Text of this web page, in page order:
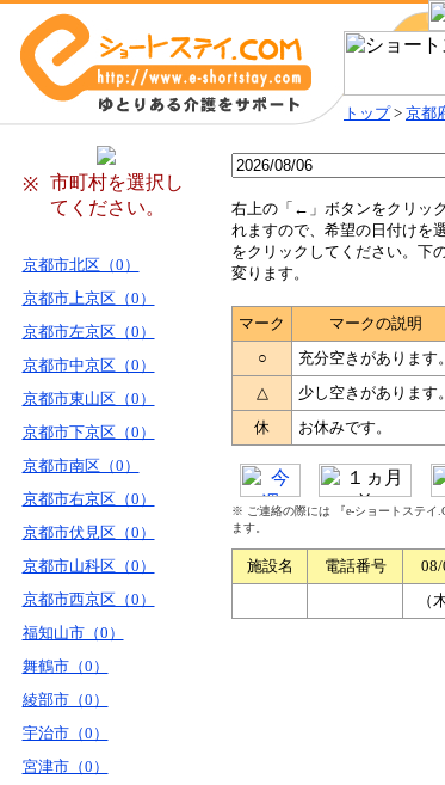
トップ> 京都
※
市町村を選択し
てください。
京都市北区（0）
京都市上京区（0）
京都市左京区（0）
京都市中京区（0）
京都市東山区（0）
京都市下京区（0）
京都市南区（0）
京都市右京区（0）
京都市伏見区（0）
京都市山科区（0）
京都市西京区（0）
福知山市（0）
舞鶴市（0）
綾部市（0）
宇治市（0）
宮津市（0）
右上の「←」ボタンをクリッ
れますので、希望の日付けを
をクリックしてください。下
変ります。
マーク マークの説明
○
充分空きがあります。
△
少し空きがあります。
休
お休みです。
※ ご連絡の際には 『e-ショートステイ
ます。
施設名 電話番号 08/
（